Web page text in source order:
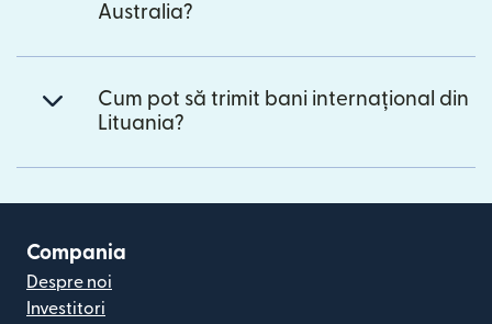
Australia?
Cum pot să trimit bani internațional din
Lituania?
Compania
Despre noi
Investitori